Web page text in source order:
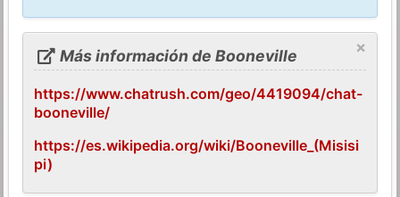
×
Más información de Booneville
https://www.chatrush.com/geo/4419094/chat-
booneville/
https://es.wikipedia.org/wiki/Booneville_(Misisi
pi)